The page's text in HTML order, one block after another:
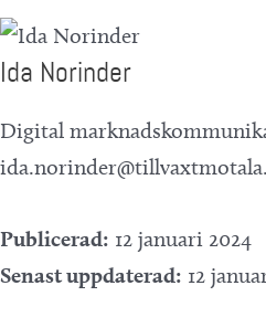
Ida Norinder
Digital
Publicerad: 12 januari 2024
Senast uppdaterad: 12